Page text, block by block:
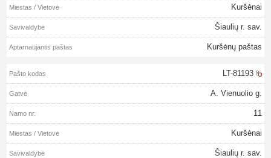
Kuršėnai
Šiaulių r. sav.
Kuršėnų paštas
LT-81193
A. Vienuolio g.
11
Kuršėnai
Šiaulių r. sav.